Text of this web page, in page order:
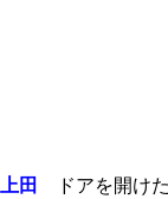
上田
ドアを開け